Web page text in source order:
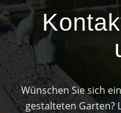
Wünschen Sie sich
gestalteten Garten?